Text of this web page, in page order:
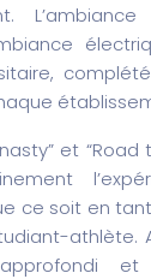
et
ce soit en
athlète.